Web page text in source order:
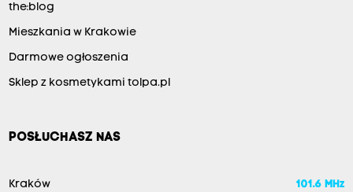
the:blog
Mieszkania w Krakowie
Darmowe ogłoszenia
Sklep z kosmetykami tolpa.pl
POSŁUCHASZ NAS
Kraków 101.6 MHz